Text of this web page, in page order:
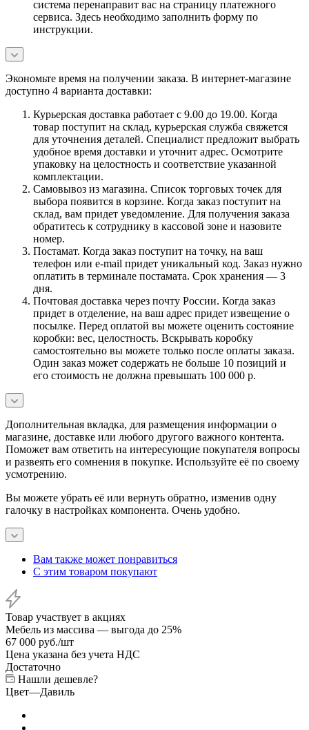
система перенаправит вас на страницу платежного
сервиса. Здесь необходимо заполнить форму по
инструкции.
Экономьте время на получении заказа. В интернет-магазине
доступно 4 варианта доставки:
Курьерская доставка работает с 9.00 до 19.00. Когда
товар поступит на склад, курьерская служба свяжется
для уточнения деталей. Специалист предложит выбрать
удобное время доставки и уточнит адрес. Осмотрите
упаковку на целостность и соответствие указанной
комплектации.
Самовывоз из магазина. Список торговых точек для
выбора появится в корзине. Когда заказ поступит на
склад, вам придет уведомление. Для получения заказа
обратитесь к сотруднику в кассовой зоне и назовите
номер.
Постамат. Когда заказ поступит на точку, на ваш
телефон или e-mail придет уникальный код. Заказ нужно
оплатить в терминале постамата. Срок хранения — 3
дня.
Почтовая доставка через почту России. Когда заказ
придет в отделение, на ваш адрес придет извещение о
посылке. Перед оплатой вы можете оценить состояние
коробки: вес, целостность. Вскрывать коробку
самостоятельно вы можете только после оплаты заказа.
Один заказ может содержать не больше 10 позиций и
его стоимость не должна превышать 100 000 р.
Дополнительная вкладка, для размещения информации о
магазине, доставке или любого другого важного контента.
Поможет вам ответить на интересующие покупателя вопросы
и развеять его сомнения в покупке. Используйте её по своему
усмотрению.
Вы можете убрать её или вернуть обратно, изменив одну
галочку в настройках компонента. Очень удобно.
Вам также может понравиться
С этим товаром покупают
Товар участвует в акциях
Мебель из массива — выгода до 25%
67 000 руб./шт
Цена указана без учета НДС
Достаточно
Нашли дешевле?
Цвет—Давиль